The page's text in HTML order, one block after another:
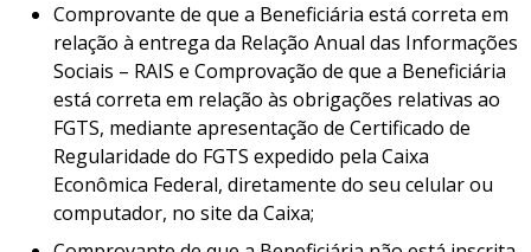
Comprovante de que a Beneficiária está correta em
relação à entrega da Relação Anual das Informações
Sociais – RAIS e Comprovação de que a Beneficiária
está correta em relação às obrigações relativas ao
FGTS, mediante apresentação de Certificado de
Regularidade do FGTS expedido pela Caixa
Econômica Federal, diretamente do seu celular ou
computador, no site da Caixa;